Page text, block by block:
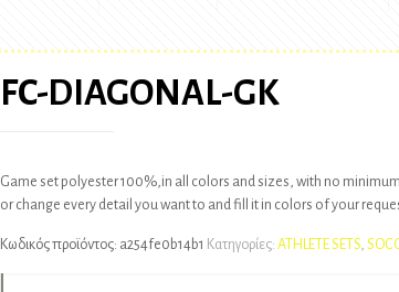
FC-DIAGONAL-GK
Game set polyester 100%,in all colors and sizes, with no
or change every detail you want to and fill it in colors of your
Κωδικός προϊόντος: a254fe0b14b1 Κατηγορίες:ATHLETE SETS,